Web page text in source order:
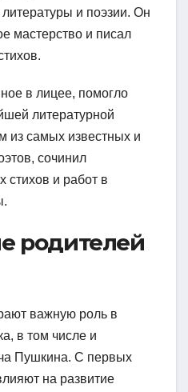
и поэзии. Он
мастерство и писал
в лицее, помогло
литературной
из самых известных и
сочинил
стихов и работ в
родителей
важную роль в
в том числе и
Пушкина. С первых
на развитие